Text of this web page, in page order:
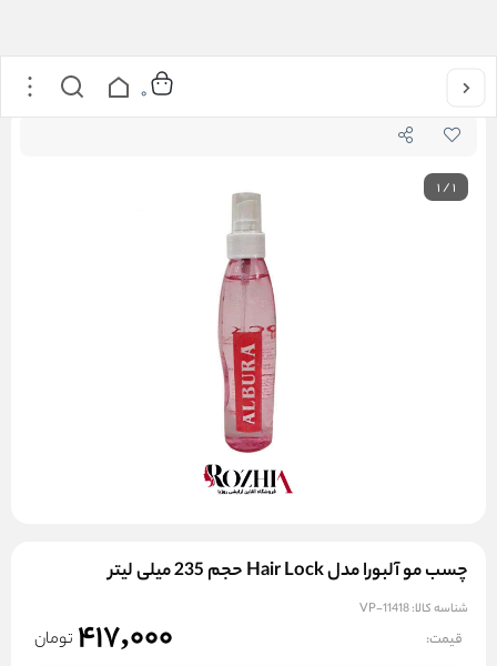
خانه 0
1/1
چسب مو آلبورا مدل Hair Lock حجم 235 میلی لیتر
شناسه کالا:VP-11418
قیمت: 417,000 تومان